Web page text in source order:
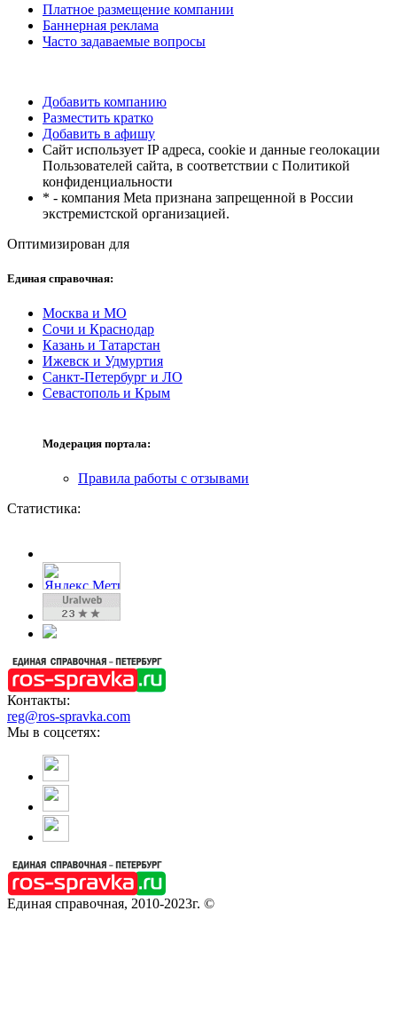
Платное размещение компании
Баннерная реклама
Часто задаваемые вопросы
Добавить компанию
Разместить кратко
Добавить в афишу
Сайт использует IP адреса, cookie и данные геолокации
Пользователей сайта, в соответствии с Политикой
конфиденциальности
* - компания Meta признана запрещенной в России
экстремистской организацией.
Оптимизирован для
Единая справочная:
Москва и МО
Сочи и Краснодар
Казань и Татарстан
Ижевск и Удмуртия
Санкт-Петербург и ЛО
Севастополь и Крым
Модерация портала:
Правила работы с отзывами
Статистика:
Контакты:
reg@ros-spravka.com
Мы в соцсетях:
Единая справочная, 2010-2023г. ©